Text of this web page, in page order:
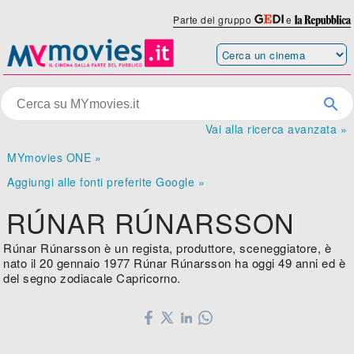
Parte del gruppo e
Vai alla ricerca avanzata »
MYmovies ONE »
Aggiungi alle fonti preferite Google »
RÚNAR RÚNARSSON
Rúnar Rúnarsson è un regista, produttore, sceneggiatore, è
nato il 20 gennaio 1977 Rúnar Rúnarsson ha oggi 49 anni ed è
del segno zodiacale Capricorno.